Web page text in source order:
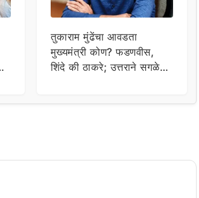
तुकाराम मुंढेंचा आवडता
मुख्यमंत्री कोण? फडणवीस,
शिंदे की ठाकरे; उत्तराने सगळेच